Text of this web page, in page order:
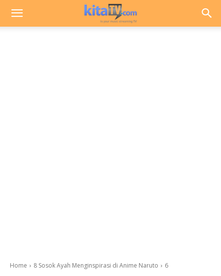
Home 8 Sosok Ayah Menginspirasi di Anime Naruto 6